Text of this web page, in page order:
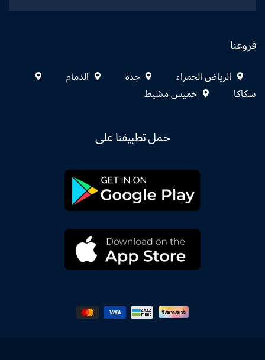
فروعنا
الرياض الحمراء جدة
الدمام
سكاكا
خميس مشيط
حمل تطبيقنا على